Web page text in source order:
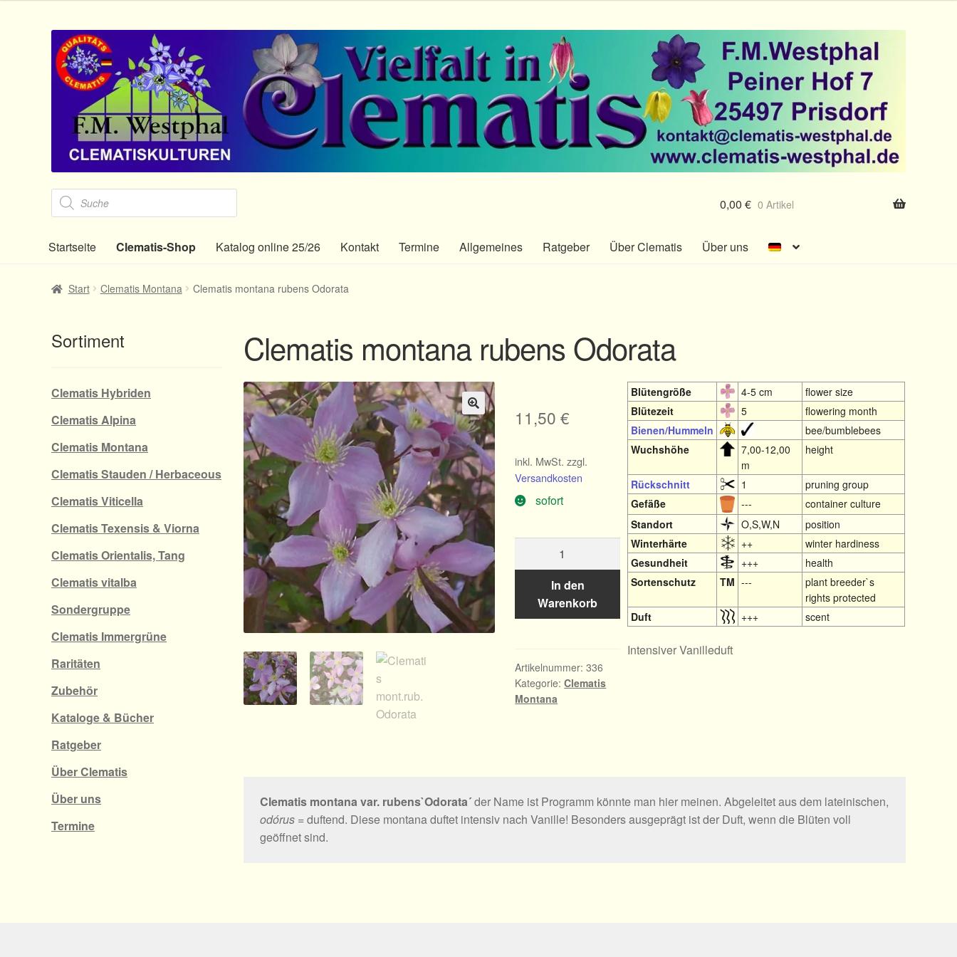
Zur
Navigation
springen
Zum
Inhalt
springen
Products
search 0,00€ 0 Artikel
Startseite Clematis-Shop Katalog online 25/26 Kontakt Termine Allgemeines Ratgeber Über Clematis Über uns
Start Clematis Montana Clematis montana rubens Odorata
Clematis montana rubens Odorata
🔍 11,50€
inkl. MwSt. zzgl.
Versandkosten
sofort
Odorata
Menge
In den
Warenkorb
Artikelnummer:336
Kategorie:Clematis
Montana
Blütengröße 4-5 cm
flower size
Blütezeit
5
flowering month
Bienen/Hummeln
bee/bumblebees
Wuchshöhe
7,00-12,00
m
height
Rückschnitt 1
pruning group
Gefäße
---
container culture
Standort
O,S,W,N
position
Winterhärte
++
winter hardiness
Gesundheit
+++
health
Sortenschutz
TM ---
plant breeder`s
rights protected
Duft
+++ scent
Intensiver Vanilleduft
Clematis montana var. rubens`Odorata´der Name ist Programm könnte man hier meinen. Abgeleitet aus dem lateinischen,
odórus= duftend. Diese montana duftet intensiv nach Vanille! Besonders ausgeprägt ist der Duft, wenn die Blüten voll
geöffnet sind.
Sortiment
Clematis Hybriden
Clematis Alpina
Clematis Montana
Clematis Stauden / Herbaceous
Clematis Viticella
Clematis Texensis & Viorna
Clematis Orientalis, Tang
Clematis vitalba
Sondergruppe
Clematis Immergrüne
Raritäten
Zubehör
Kataloge & Bücher
Ratgeber
Über Clematis
Über uns
Termine